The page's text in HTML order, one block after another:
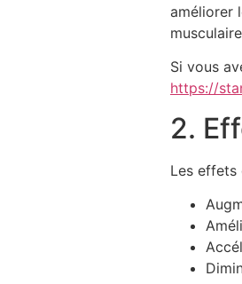
améliorer
Si vous
https://
2.
Les effets